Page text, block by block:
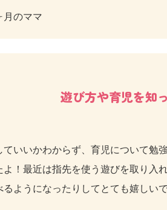
のママ
遊び方や育児を知
いいかわからず、育児について勉
！最近は指先を使う遊びを取り入
ようになったりしてとても嬉しいで